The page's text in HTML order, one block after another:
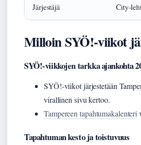
Järjestäjä City-
Milloin SYÖ!-viikot
SYÖ!-viikkojen tarkka ajankohta
SYÖ!-viikot järjestetään
virallinen sivu kertoo.
Tampereen tapahtumakalenteri
Tapahtuman kesto ja toistuvuus